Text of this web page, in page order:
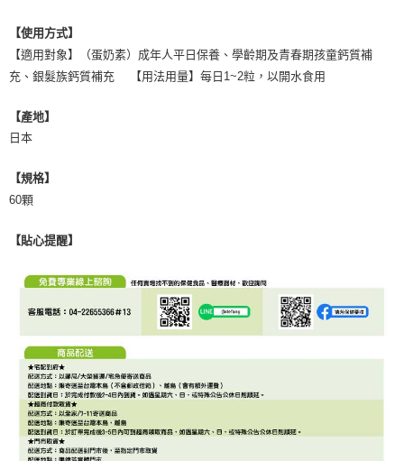
【使用方式】
【適用對象】（蛋奶素）成年人平日保養、學齡期及青春期孩童鈣質補
充、銀髮族鈣質補充 【用法用量】每日1~2粒，以開水食用
【產地】
日本
【規格】
60顆
【貼心提醒】